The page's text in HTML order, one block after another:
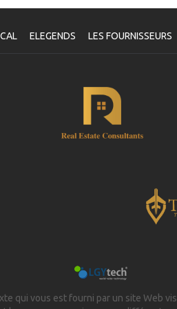
votre paiement a
ELEGENDS LES FOURNISSEURS
qui vous est fourni par un site Web